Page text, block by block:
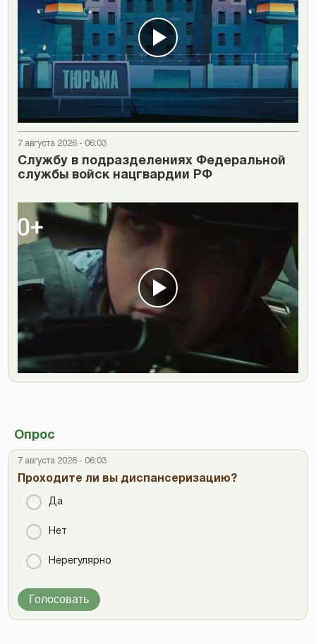
7 августа 2026 - 06:03
Cлужбу в подразделениях Федеральной
службы войск нацгвардии РФ
Опрос
7 августа 2026 - 06:03
Проходите ли вы диспансеризацию?
Да
Нет
Нерегулярно
Голосовать